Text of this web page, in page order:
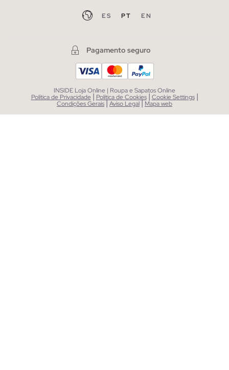
ES PT EN
Pagamento seguro
INSIDE Loja Online | Roupa e Sapatos Online
Política de Privacidade | Política de Cookies | Cookie Settings |
Condições Gerais|Aviso Legal| Mapa web